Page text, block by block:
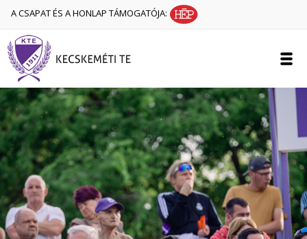
A CSAPAT ÉS A HONLAP TÁMOGATÓJA: